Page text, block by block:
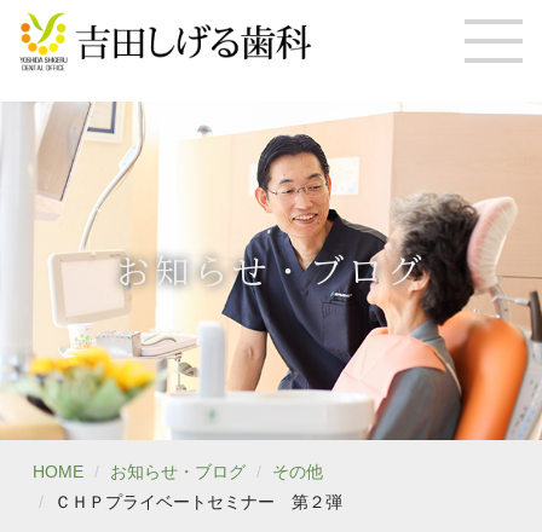
お知らせ・ブログ
HOME お知らせ・ブログ
その他
ＣＨＰプライベートセミナー 第２弾